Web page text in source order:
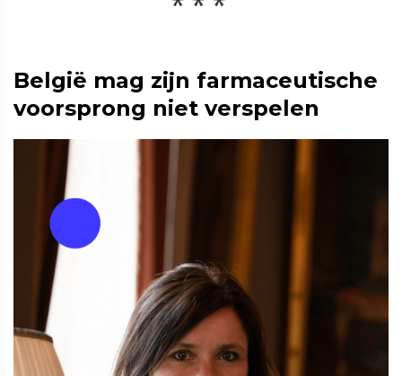
België mag zijn farmaceutische
voorsprong niet verspelen